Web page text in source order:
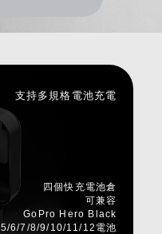
支持多規格電池充電
四個快充電池倉
可兼容
GoPro Hero Black
5/6/7/8/9/10/11/12電池